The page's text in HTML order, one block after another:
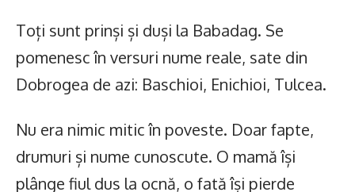
Toți sunt prinși și duși la Babadag. Se
pomenesc în versuri nume reale, sate din
Dobrogea de azi: Baschioi, Enichioi, Tulcea.
Nu era nimic mitic în poveste. Doar fapte,
drumuri și nume cunoscute. O mamă își
plânge fiul dus la ocnă, o fată își pierde